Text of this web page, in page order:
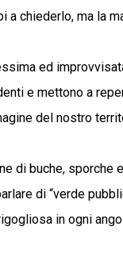
a chiederlo, ma la
ed
e mettono a
del nostro
di buche, sporche
di “verde
in ogni